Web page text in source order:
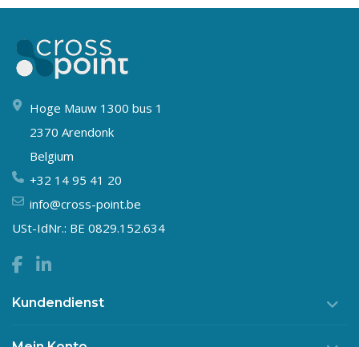
Hoge Mauw 1300 bus 1
2370 Arendonk
Belgium
+32 14 95 41 20
info@cross-point.be
USt-IdNr.: BE 0829.152.634
Kundendienst